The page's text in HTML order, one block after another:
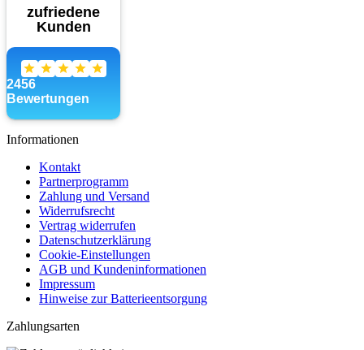
Informationen
Kontakt
Partnerprogramm
Zahlung und Versand
Widerrufsrecht
Vertrag widerrufen
Datenschutzerklärung
Cookie-Einstellungen
AGB und Kundeninformationen
Impressum
Hinweise zur Batterieentsorgung
Zahlungsarten